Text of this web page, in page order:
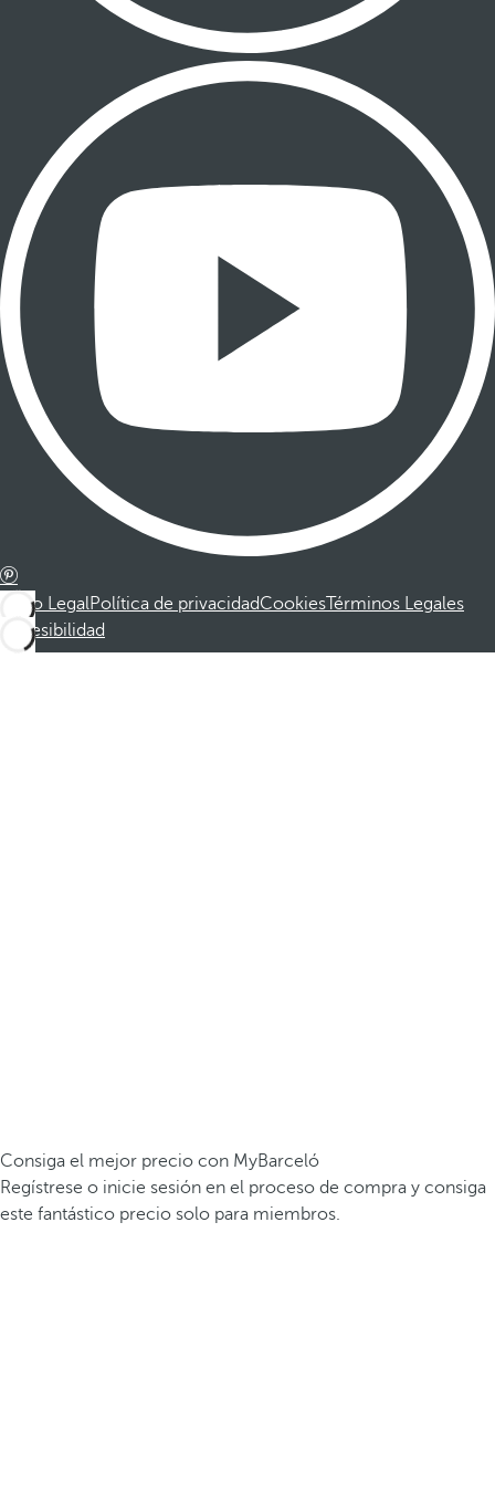
Aviso LegalPolítica de privacidadCookiesTérminos Legales
Accesibilidad
Consiga el mejor precio con MyBarceló
Regístrese o inicie sesión en el proceso de compra y consiga
este fantástico precio solo para miembros.